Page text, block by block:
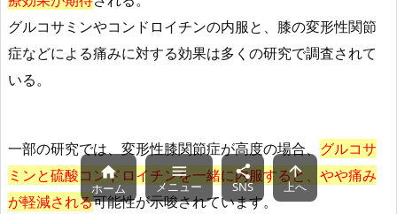
グルコサミンやコンドロイチンの内服と、膝の変形性関節
症などによる痛みに対する効果は多くの研究で調査されて
いる。
一部の研究では、変形性膝関節症が高度の場合、 グルコサ
ミンと硫酸コンドロイチンを一緒に内服すると、やや痛み
が軽減される可能性が示唆されています。

ホーム

メニュー

SNS

上へ